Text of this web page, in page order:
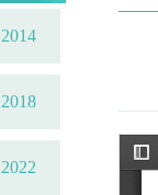
2014
2018
2022